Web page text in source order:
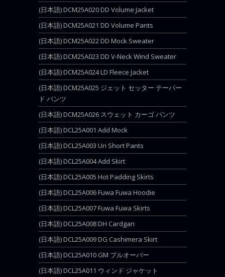
(日本語) DCM25A020 DD Volume Jacket
(日本語) DCM25A021 DD Volume Pants
(日本語) DCM25A022 DD Mock Sweater
(日本語) DCM25A023 DD V-Neck Wind Sweater
(日本語) DCM25A024 LD Fleece Jacket
(日本語) DCM25A025 ジェット セッター テーパー
ド パンツ
(日本語) DCM25A026 スウェット カーゴ パンツ
(日本語) DCL25A001 Add Mock
(日本語) DCL25A003 Uri Short Pants
(日本語) DCL25A004 Add Skirt
(日本語) DCL25A005 Hot Padding Skirts
(日本語) DCL25A006 Fuwa Fuwa Hoodie
(日本語) DCL25A007 Fuwa Fuwa Skirts
(日本語) DCL25A008 DH Cardgan
(日本語) DCL25A009 DG Cashimera Skirt
(日本語) DCL25A010 GM プルオーバー
(日本語) DCL25A011 ウィンド ジャケット